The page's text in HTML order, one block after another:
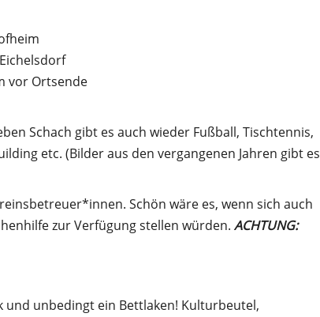
vor Ortsende
Schach gibt es auch wieder Fußball, Tischtennis,
etc. (Bilder aus den vergangenen Jahren gibt es
Schön wäre es, wenn sich auch
zur Verfügung stellen würden. ACHTUNG:
und unbedingt ein Bettlaken! Kulturbeutel,